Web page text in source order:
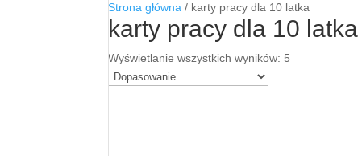
Strona główna / karty pracy dla 10 latka
karty pracy dla 10 latka
Wyświetlanie wszystkich wyników: 5